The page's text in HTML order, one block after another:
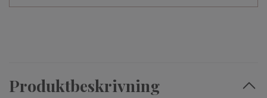
Produktbeskrivning